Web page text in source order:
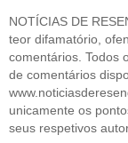
NOTÍCIAS DE
teor difamatório,
comentários. Todos
de comentários
unicamente os
seus respetivos